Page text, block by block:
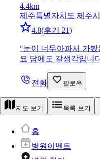
4.4km
제주특별자치도 제주
4.8(후기 21)
"눈이 너무아파서 가
요 담에도 갈생각입니
전화 팔로우
지도 보기 목록 보기
홈
병원이벤트